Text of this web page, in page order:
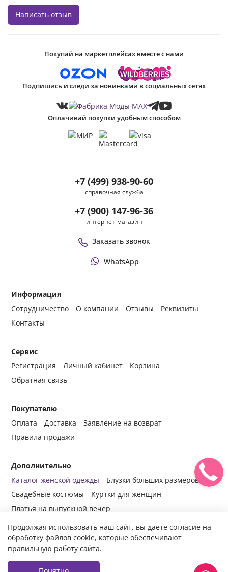
Написать отзыв
Информация
Сотрудничество
О компании Отзывы
Реквизиты
Контакты
Сервис
Регистрация
Личный кабинет
Корзина
Обратная связь
Покупателю
Оплата
Доставка
Заявление на возврат
Правила продажи
Дополнительно
Каталог женской одежды
Блузки больших размеров
Свадебные костюмы
Куртки для женщин
Платья на выпускной вечер
+7 (499) 938-90-60
справочная служба
+7 (900) 147-96-36
интернет-магазин
Заказать звонок
WhatsApp
Покупай на маркетплейсах вместе с нами
Подпишись и следи за новинками в социальных сетях
Оплачивай покупки удобным способом
© 2014-2024 Все права защищены.
одежды fabrika-mody.ru - официальный сайт компании «Фабрика
Моды» г. Москва.
Продажа женской одежды оптом и в розницу с
Продолжая использовать наш сайт, вы даете согласие на
обработку файлов cookie, которые обеспечивают
правильную работу сайта.